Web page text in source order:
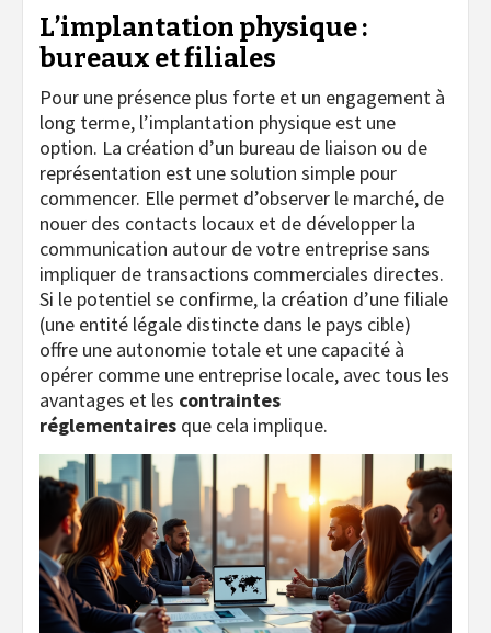
L’implantation physique :
bureaux et filiales
Pour une présence plus forte et un engagement à
long terme, l’implantation physique est une
option. La création d’un bureau de liaison ou de
représentation est une solution simple pour
commencer. Elle permet d’observer le marché, de
nouer des contacts locaux et de développer la
communication autour de votre entreprise sans
impliquer de transactions commerciales directes.
Si le potentiel se confirme, la création d’une filiale
(une entité légale distincte dans le pays cible)
offre une autonomie totale et une capacité à
opérer comme une entreprise locale, avec tous les
avantages et les contraintes
réglementaires que cela implique.